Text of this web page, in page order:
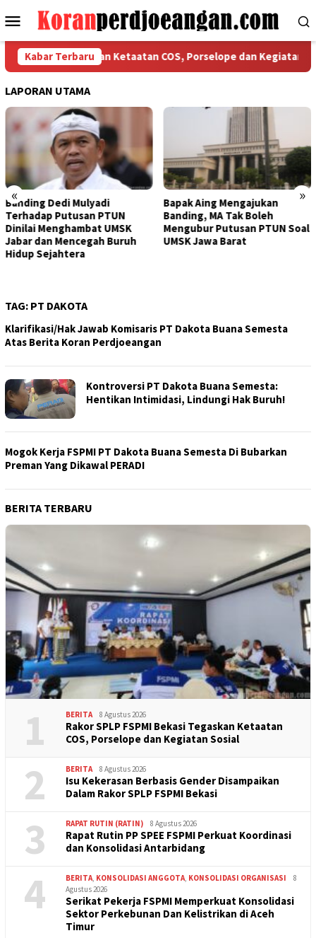
ke
Menu
Mobile
Kabar Terbaru
Bekasi Tegaskan Ketaatan COS, Porselope dan Kegiatan Sosial
LAPORAN UTAMA
« »
Bapak Aing Mengajukan
Banding, MA Tak Boleh
Mengubur Putusan PTUN Soal
UMSK Jawa Barat
Sengketa UMSK Jabar 2026
Tak Berkesudahan, Dedi
Mulyadi Terancam
Pemberhentian Sementara
TAG: PT DAKOTA
Klarifikasi/Hak Jawab Komisaris PT Dakota Buana Semesta
Atas Berita Koran Perdjoeangan
Kontroversi PT Dakota Buana Semesta:
Hentikan Intimidasi, Lindungi Hak Buruh!
Mogok Kerja FSPMI PT Dakota Buana Semesta Di Bubarkan
Preman Yang Dikawal PERADI
BERITA TERBARU
1 BERITA 8 Agustus 2026
Rakor SPLP FSPMI Bekasi Tegaskan Ketaatan
COS, Porselope dan Kegiatan Sosial
2 BERITA 8 Agustus 2026
Isu Kekerasan Berbasis Gender Disampaikan
Dalam Rakor SPLP FSPMI Bekasi
3 RAPAT RUTIN (RATIN) 8 Agustus 2026
Rapat Rutin PP SPEE FSPMI Perkuat Koordinasi
dan Konsolidasi Antarbidang
4 BERITA, KONSOLIDASI ANGGOTA, KONSOLIDASI ORGANISASI
8
Agustus 2026
Serikat Pekerja FSPMI Memperkuat Konsolidasi
Sektor Perkebunan Dan Kelistrikan di Aceh
Timur